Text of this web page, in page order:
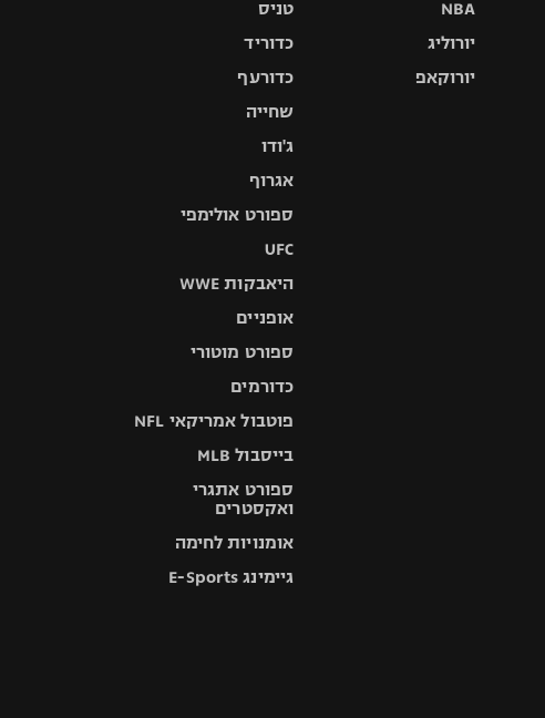
NBA
יורוליג
יורוקאפ
טניס
כדוריד
כדורעף
שחייה
ג'ודו
אגרוף
ספורט אולימפי
UFC
היאבקות WWE
אופניים
ספורט מוטורי
כדורמים
פוטבול אמריקאי NFL
בייסבול MLB
ספורט אתגרי
ואקסטרים
אומנויות לחימה
גיימינג E-Sports